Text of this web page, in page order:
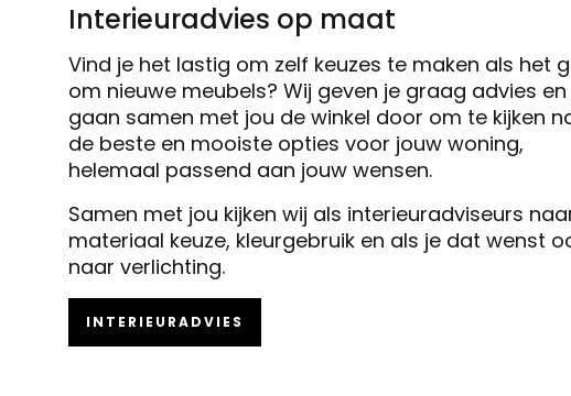
Interieuradvies op maat
Vind je het lastig om zelf keuzes te maken als het
om nieuwe meubels? Wij geven je graag advies en
gaan samen met jou de winkel door om te kijken
de beste en mooiste opties voor jouw woning,
helemaal passend aan jouw wensen.
Samen met jou kijken wij als interieuradviseurs
materiaal keuze, kleurgebruik en als je dat wenst
naar verlichting.
INTERIEURADVIES